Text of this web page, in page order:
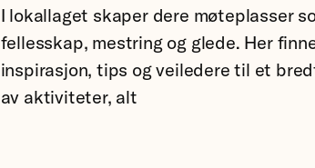
I lokallaget skaper dere møteplasser
fellesskap, mestring og glede. Her
inspirasjon, tips og veiledere til et
av aktiviteter, alt